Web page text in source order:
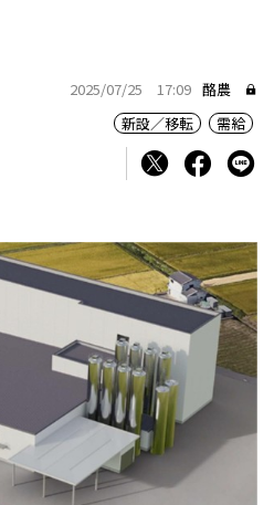
2025/07/25 17:09 酪農
新設／移転
需給